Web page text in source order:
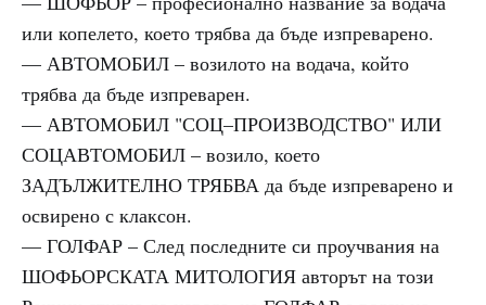
или копелето, което трябва да бъде изпреварено.
— АВТОМОБИЛ – возилото на водача, който
трябва да бъде изпреварен.
— АВТОМОБИЛ "СОЦ–ПРОИЗВОДСТВО" ИЛИ
СОЦАВТОМОБИЛ – возило, което
ЗАДЪЛЖИТЕЛНО ТРЯБВА да бъде изпреварено и
освирено с клаксон.
— ГОЛФАР – След последните си проучвания на
ШОФЬОРСКАТА МИТОЛОГИЯ авторът на този